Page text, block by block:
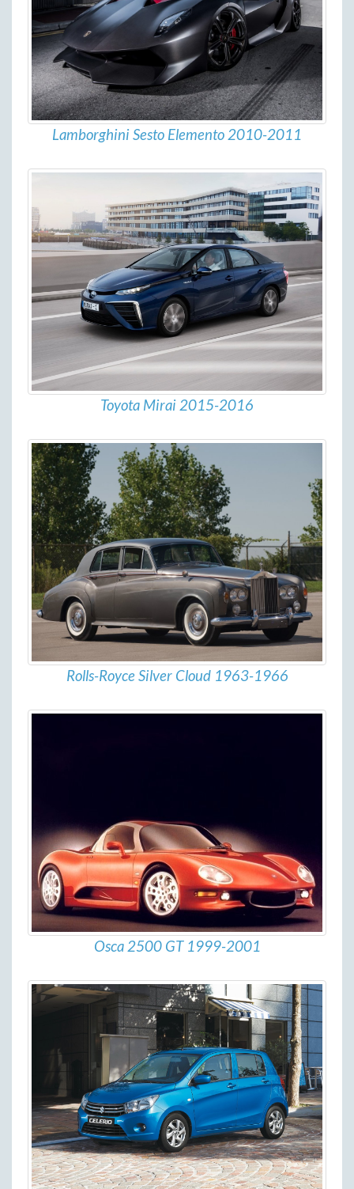
Lamborghini Sesto Elemento 2010-2011
Toyota Mirai 2015-2016
Rolls-Royce Silver Cloud 1963-1966
Osca 2500 GT 1999-2001